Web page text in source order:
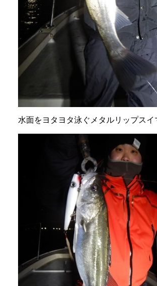
水面をヨタヨタ泳ぐメタルリップス